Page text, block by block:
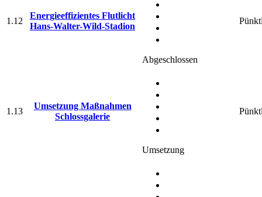
1.12
Energieeffizientes Flutlicht
Hans-Walter-Wild-Stadion
Abgeschlossen
1.13
Umsetzung Maßnahmen
Schlossgalerie
Umsetzung